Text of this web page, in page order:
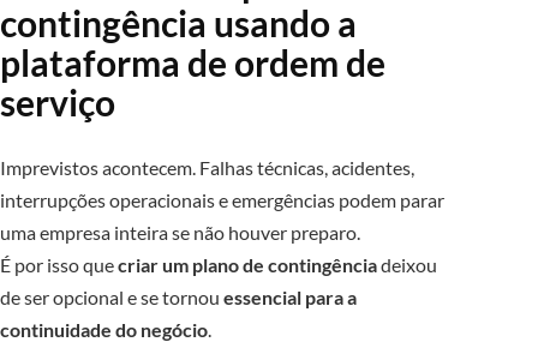
contingência usando a
plataforma de ordem de
serviço
Imprevistos acontecem. Falhas técnicas, acidentes,
interrupções operacionais e emergências podem parar
uma empresa inteira se não houver preparo.
É por isso quecriar um plano de contingênciadeixou
de ser opcional e se tornou essencial para a
continuidade do negócio.